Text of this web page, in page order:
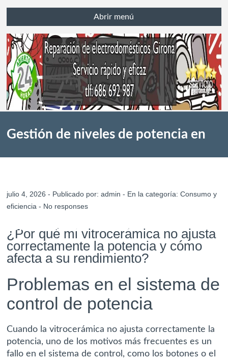
Abrir menú
Gestión de niveles de potencia en
reparación en Girona
julio 4, 2026 - Publicado por:admin - En la categoría:Consumo y
eficiencia - No responses
¿Por qué mi vitrocerámica no ajusta
correctamente la potencia y cómo
afecta a su rendimiento?
Problemas en el sistema de
control de potencia
Cuando la vitrocerámica no ajusta correctamente la
potencia, uno de los motivos más frecuentes es un
fallo en el sistema de control, como los botones o el